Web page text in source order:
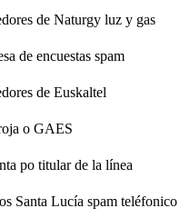
de Naturgy luz y gas
de encuestas spam
de Euskaltel
o GAES
po titular de la línea
Santa Lucía spam teléfonico